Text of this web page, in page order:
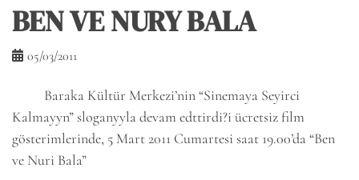
BEN VE NURY BALA
05/03/2011
Baraka Kültür Merkezi’nin “Sinemaya Seyirci
Kalmayyn” sloganyyla devam edttirdi?i ücretsiz film
gösterimlerinde, 5 Mart 2011 Cumartesi saat 19.00’da “Ben
ve Nuri Bala”